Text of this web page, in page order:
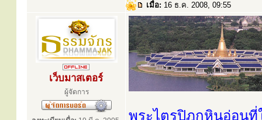
เมื่อ: 16 ธ.ค. 2008, 09:55
เว็บมาสเตอร์
ผู้จัดการ
พระไตรปิฎกหินอ่อน